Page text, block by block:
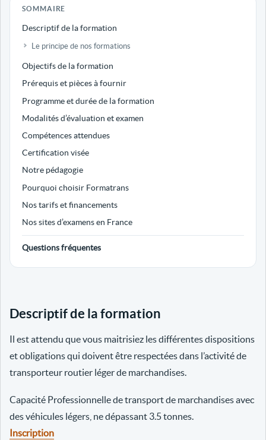
SOMMAIRE
Descriptif de la formation
Le principe de nos formations
Objectifs de la formation
Prérequis et pièces à fournir
Programme et durée de la formation
Modalités d’évaluation et examen
Compétences attendues
Certification visée
Notre pédagogie
Pourquoi choisir Formatrans
Nos tarifs et financements
Nos sites d’examens en France
Questions fréquentes
Descriptif de la formation
Il est attendu que vous maitrisiez les différentes dispositions
et obligations qui doivent être respectées dans l’activité de
transporteur routier léger de marchandises.
Capacité Professionnelle de transport de marchandises avec
des véhicules légers, ne dépassant 3.5 tonnes.
Inscription